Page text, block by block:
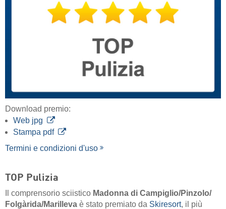
Download premio:
Web jpg
Stampa pdf
Termini e condizioni d'uso
TOP Pulizia
Il comprensorio sciistico Madonna di Campiglio/​Pinzolo/​
Folgàrida/​Marilleva è stato premiato da Skiresort, il più